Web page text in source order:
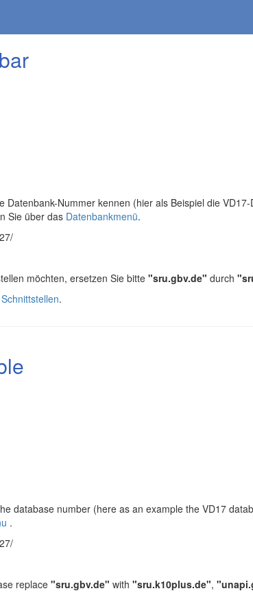
Nummer kennen (hier als Beispiel die
Sie über das Datenbankmenü.
möchten, ersetzen Sie bitte"sru.gbv.de" durch
Schnittstellen.
database number (here as an example the VD17
.
replace"sru.gbv.de" with "sru.k10plus.de",